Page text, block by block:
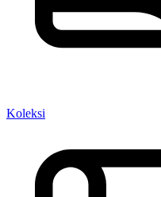
Koleksi